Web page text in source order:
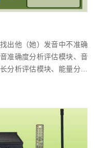
出他（她）发音中不准确
准确度分析评估模块、音
分析评估模块、能量分析
提供的学习材料（字、词